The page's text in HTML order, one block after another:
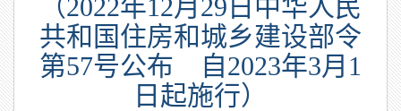
（2022年12月29日中华人民
共和国住房和城乡建设部令
第57号公布 自2023年3月1
日起施行）